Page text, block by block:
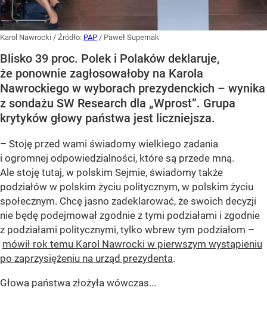
Karol Nawrocki / Źródło: PAP / Paweł Supernak
Blisko 39 proc. Polek i Polaków deklaruje,
że ponownie zagłosowałoby na Karola
Nawrockiego w wyborach prezydenckich – wynika
z sondażu SW Research dla „Wprost”. Grupa
krytyków głowy państwa jest liczniejsza.
– Stoję przed wami świadomy wielkiego zadania
i ogromnej odpowiedzialności, które są przede mną.
Ale stoję tutaj, w polskim Sejmie, świadomy także
podziałów w polskim życiu politycznym, w polskim życiu
społecznym. Chcę jasno zadeklarować, że swoich decyzji
nie będę podejmował zgodnie z tymi podziałami i zgodnie
z podziałami politycznymi, tylko wbrew tym podziałom –
mówił rok temu Karol Nawrocki w pierwszym wystąpieniu
po zaprzysiężeniu na urząd prezydenta.
Głowa państwa złożyła wówczas...